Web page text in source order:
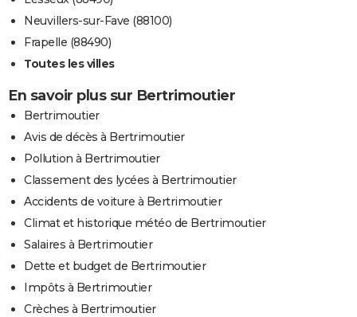
Neuvillers-sur-Fave (88100)
Frapelle (88490)
Toutes les villes
En savoir plus sur Bertrimoutier
Bertrimoutier
Avis de décès à Bertrimoutier
Pollution à Bertrimoutier
Classement des lycées à Bertrimoutier
Accidents de voiture à Bertrimoutier
Climat et historique météo de Bertrimoutier
Salaires à Bertrimoutier
Dette et budget de Bertrimoutier
Impôts à Bertrimoutier
Crèches à Bertrimoutier